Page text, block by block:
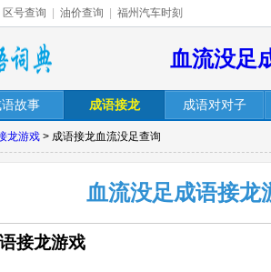
区号查询 油价查询 福州汽车时刻
血流没足
语故事 成语接龙 成语对对子
龙游戏 > 成语接龙血流没足查询
血流没足成语接龙
接龙游戏